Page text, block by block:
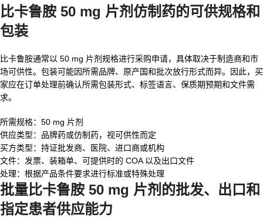
比卡鲁胺 50 mg 片剂仿制药的可供规格和
包装
比卡鲁胺通常以 50 mg 片剂规格进行采购申请，具体取决于制造商和市
场可供性。包装可能因所需品牌、原产国和批次放行形式而异。因此，买
家应在订单处理前确认所需包装形式、标签语言、保质期预期和文件需
求。
所需规格：50 mg 片剂
供应类型：品牌药或仿制药，视可供性而定
买方类型：持证批发商、医院、进口商或机构
文件：发票、装箱单、可提供时的 COA 以及出口文件
处理：根据产品条件要求进行标准或特殊处理
批量比卡鲁胺 50 mg 片剂的批发、出口和
指定患者供应能力